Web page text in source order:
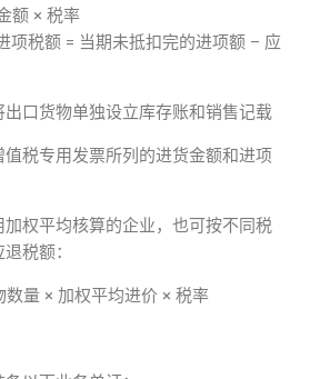
额 × 税率
项税额 = 当期未抵扣完的进项额 – 应
口货物单独设立库存账和销售记载
税专用发票所列的进货金额和进项
权平均核算的企业，也可按不同税
税额：
数量 × 加权平均进价 × 税率